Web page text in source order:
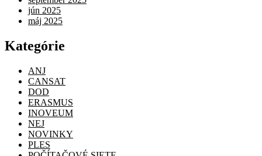
jún 2025
máj 2025
Kategórie
ANJ
CANSAT
DOD
ERASMUS
INOVEUM
NEJ
NOVINKY
PLES